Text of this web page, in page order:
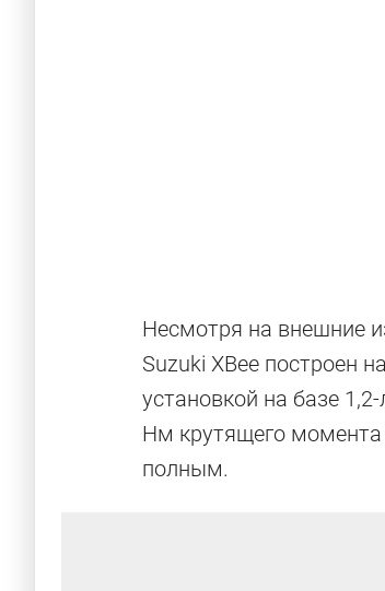
Несмотря на внешние
Suzuki XBee построен
установкой на базе
Нм крутящего
полным.